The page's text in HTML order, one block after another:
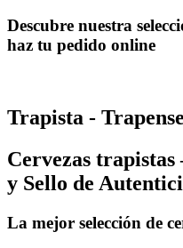
Descubre nuestra
haz tu pedido online
Trapista - Trapense
Cervezas
y Sello de
La mejor selección de